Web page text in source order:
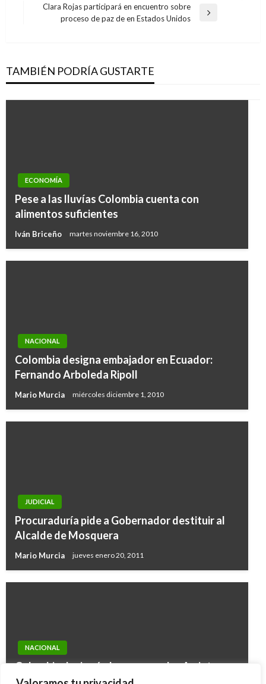
entradas
anterior
Entrada
Clara Rojas participará en encuentro sobre
proceso de paz de en Estados Unidos
TAMBIÉN PODRÍA GUSTARTE
ECONOMÍA
Pese a las lluvías Colombia cuenta con
alimentos suficientes
Iván Briceño martes noviembre 16, 2010
NACIONAL
Colombia designa embajador en Ecuador:
Fernando Arboleda Ripoll
Mario Murcia miércoles diciembre 1, 2010
JUDICIAL
Procuraduría pide a Gobernador destituir al
Alcalde de Mosquera
Mario Murcia jueves enero 20, 2011
NACIONAL
Colombia designó al exprocurador Arrieta
como agente ante la CIJ por demanda de